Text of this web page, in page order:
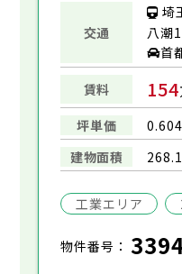
交通
埼
八潮
首
賃料 154
坪単価
建物面積
工業エリア
物件番号：